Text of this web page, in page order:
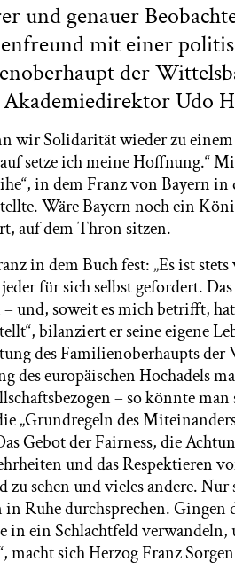
und genauer
mit einer
der
Udo
wir Solidarität wieder zu
setze ich meine Hoffnung.“
in dem Franz von Bayern
Wäre Bayern noch ein
auf dem Thron sitzen.
in dem Buch fest: „Es ist
für sich selbst gefordert.
und, soweit es mich betrifft,
bilanziert er seine eigene
des Familienoberhaupts
des europäischen Hochadels
– so könnte
„Grundregeln des
Gebot der Fairness, die
und das Respektieren
sehen und vieles andere.
Ruhe durchsprechen. Gingen
in ein Schlachtfeld verwandeln,
sich Herzog Franz